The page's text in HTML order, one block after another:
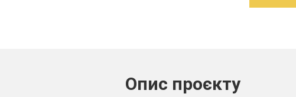
Опис проєкту